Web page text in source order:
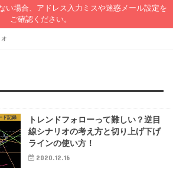
い場合、アドレス入力ミスや迷惑メール設定を
ご確認ください。
ド記録
トレンドフォローって難しい？逆目
線シナリオの考え方と切り上げ下げ
ラインの使い方！
2020.12.16